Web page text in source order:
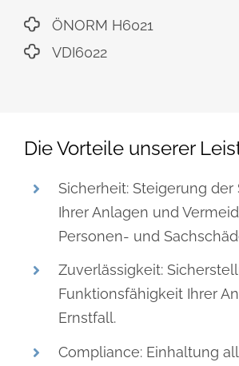
ÖNORM H6021
VDI6022
Die Vorteile unserer
Sicherheit: Steigerung der
Ihrer Anlagen und
Personen- und
Zuverlässigkeit:
Funktionsfähigkeit Ihrer
Ernstfall.
Compliance: Einhaltung